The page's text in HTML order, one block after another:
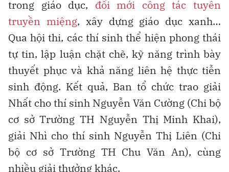
trong giáo dục, đổi mới công tác tuyên
truyền miệng, xây dựng giáo dục xanh…
Qua hội thi, các thí sinh thể hiện phong thái
tự tin, lập luận chặt chẽ, kỹ năng trình bày
thuyết phục và khả năng liên hệ thực tiễn
sinh động. Kết quả, Ban tổ chức trao giải
Nhất cho thí sinh Nguyễn Văn Cường (Chi bộ
cơ sở Trường TH Nguyễn Thị Minh Khai),
giải Nhì cho thí sinh Nguyễn Thị Liên (Chi
bộ cơ sở Trường TH Chu Văn An), cùng
nhiều giải thưởng khác.